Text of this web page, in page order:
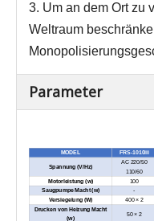
3. Um an dem Ort zu
Weltraum
Parameter
MODEL FRS-1010iii
Spannung (V/Hz)
AC 220/50
110/60
Motorleistung (w)
100
Saugpumpe Macht (w)
-
Versiegelung (W)
400 × 2
Drucken von Heizung Macht
(w)
50 × 2